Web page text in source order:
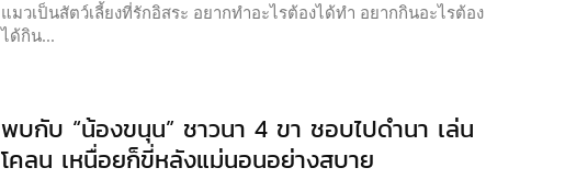
แมวเป็นสัตว์เลี้ยงที่รักอิสระ อยากทำอะไรต้องได้ทำ อยากกินอะไรต้อง
ได้กิน...
พบกับ “น้องขนุน” ชาวนา 4 ขา ชอบไปดำนา เล่น
โคลน เหนื่อยก็ขี่หลังแม่นอนอย่างสบาย